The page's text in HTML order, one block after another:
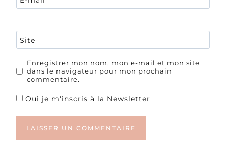
Site
Enregistrer mon nom, mon e-mail et mon site
dans le navigateur pour mon prochain
commentaire.
Oui je m'inscris à la Newsletter